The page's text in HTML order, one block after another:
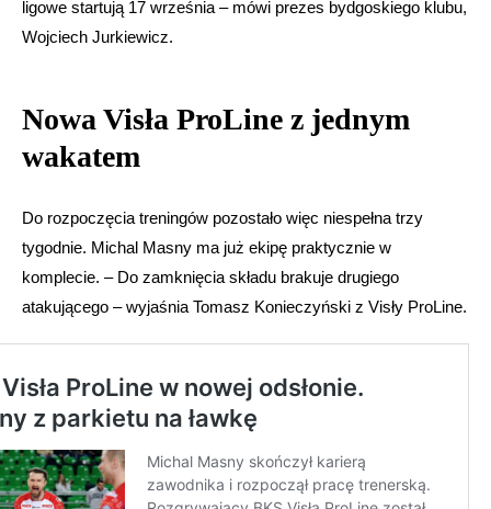
ligowe startują 17 września – mówi prezes bydgoskiego klubu,
Wojciech Jurkiewicz.
Nowa Visła ProLine z jednym
wakatem
Do rozpoczęcia treningów pozostało więc niespełna trzy
tygodnie. Michal Masny ma już ekipę praktycznie w
komplecie. – Do zamknięcia składu brakuje drugiego
atakującego – wyjaśnia Tomasz Konieczyński z Visły ProLine.